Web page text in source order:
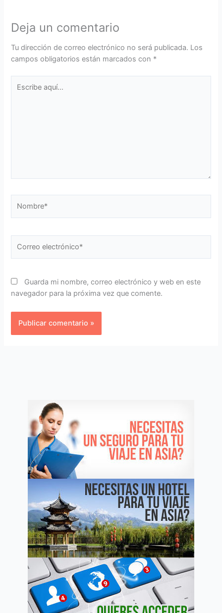
Deja un comentario
Tu dirección de correo electrónico no será publicada. Los
campos obligatorios están marcados con *
aquí...
electrónico*
Guarda mi nombre, correo electrónico y web en este
navegador para la próxima vez que comente.